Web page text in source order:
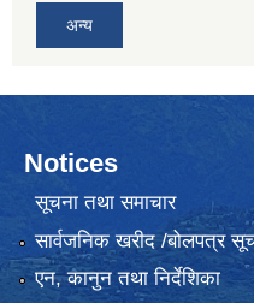
अन्य
Notices
सूचना तथा समाचार
सार्वजनिक खरीद /बोलपत्र
एन, कानुन तथा निर्देशिका